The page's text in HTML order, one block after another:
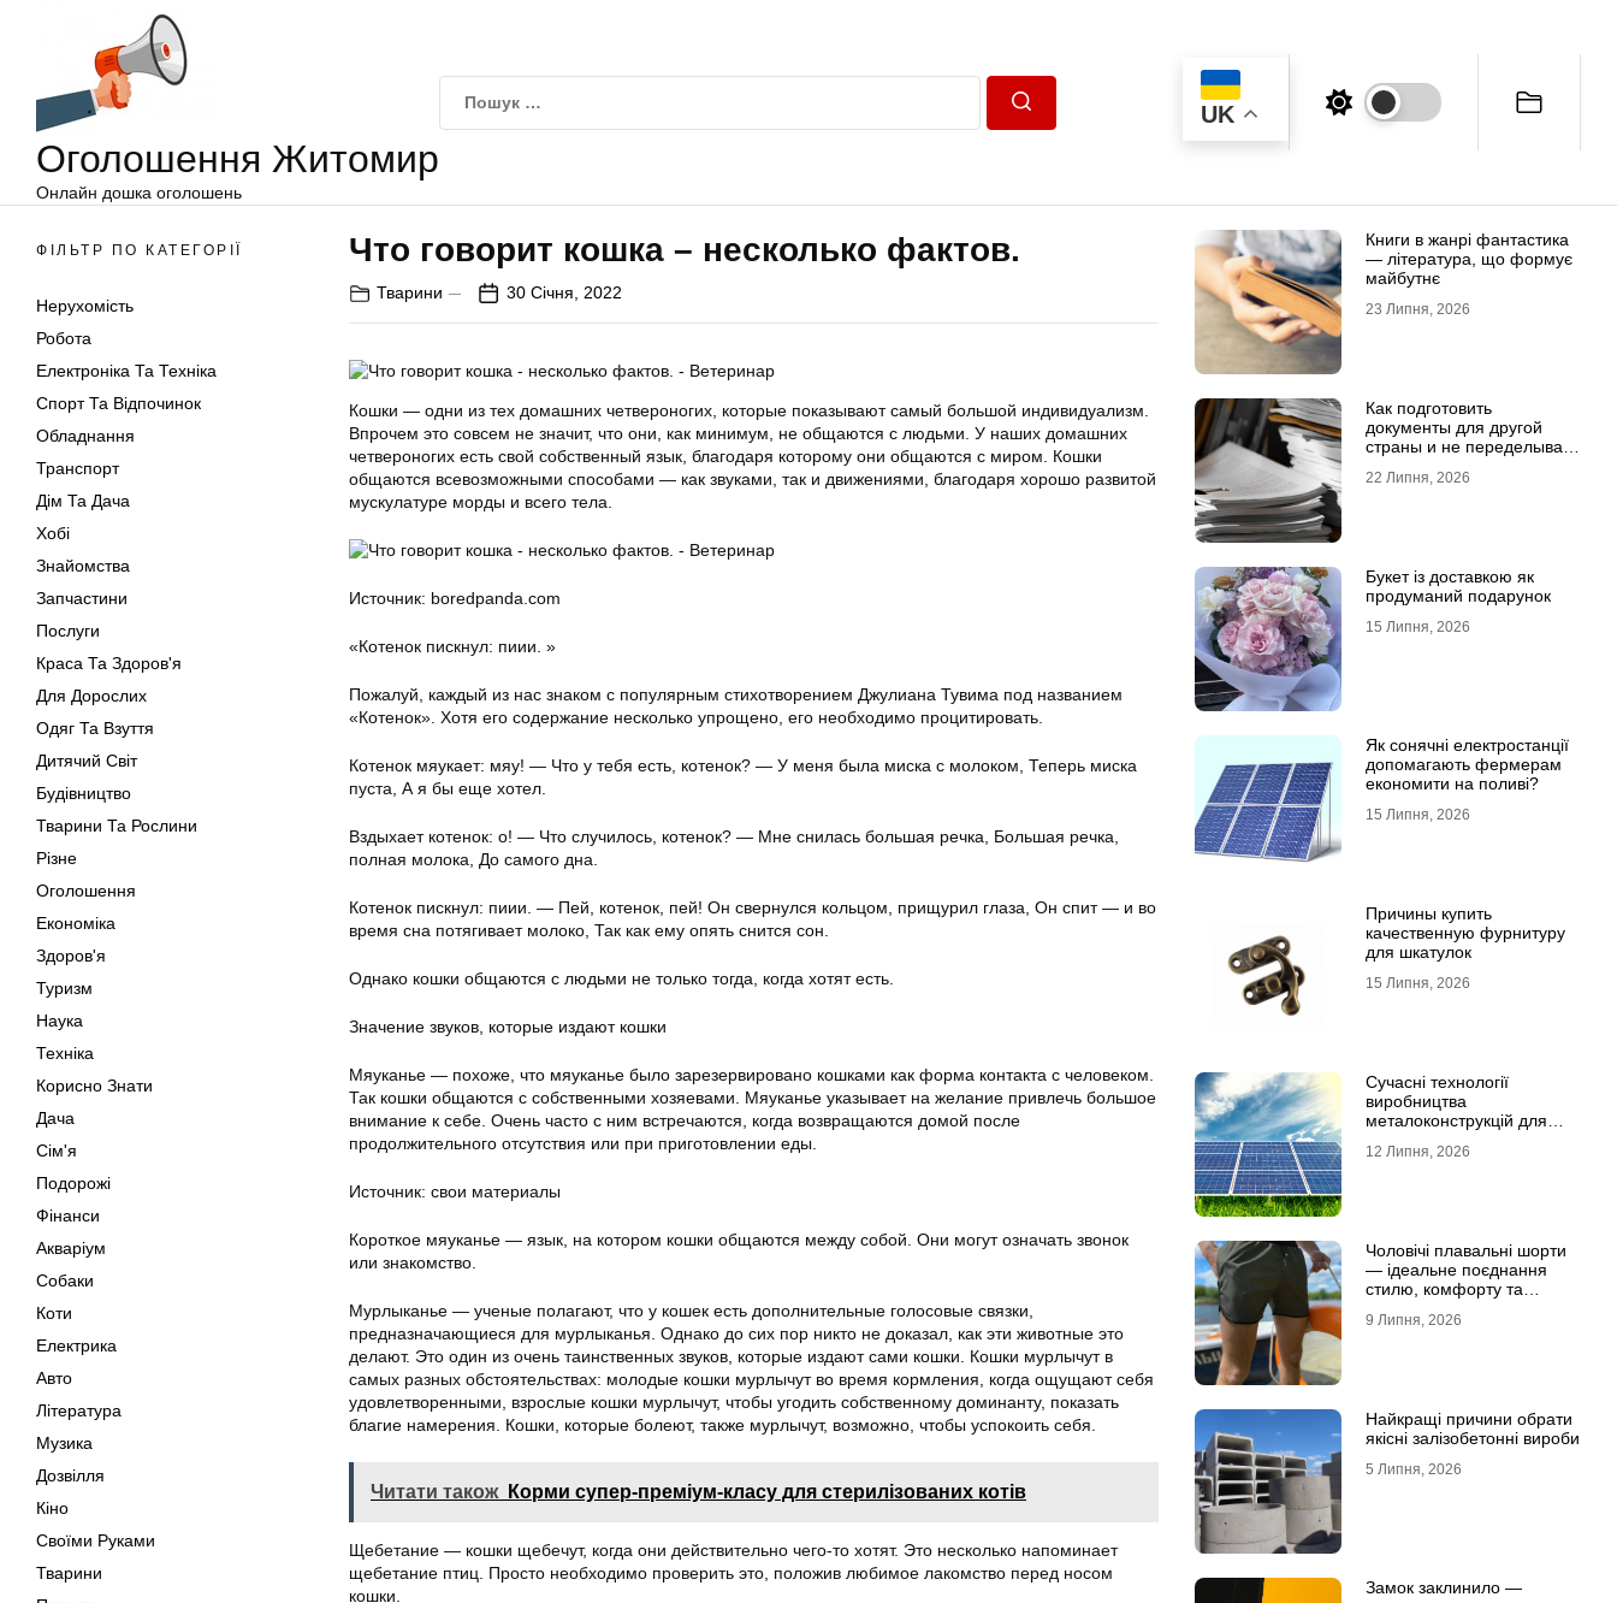
Оголошення Житомир
Онлайн дошка оголошень
UK
ФІЛЬТР ПО КАТЕГОРІЇ
Нерухомість
Робота
Електроніка Та Техніка
Спорт Та Відпочинок
Обладнання
Транспорт
Дім Та Дача
Хобі
Знайомства
Запчастини
Послуги
Краса Та Здоров'я
Для Дорослих
Одяг Та Взуття
Дитячий Світ
Будівництво
Тварини Та Рослини
Різне
Оголошення
Економіка
Здоров'я
Туризм
Наука
Техніка
Корисно Знати
Дача
Сім'я
Подорожі
Фінанси
Акваріум
Собаки
Коти
Електрика
Авто
Література
Музика
Дозвілля
Кіно
Своїми Руками
Тварини
Что говорит кошка – несколько фактов.
Тварини 30 Січня, 2022
Кошки — одни из тех домашних четвероногих, которые показывают самый большой индивидуализм.
Впрочем это совсем не значит, что они, как минимум, не общаются с людьми. У наших домашних
четвероногих есть свой собственный язык, благодаря которому они общаются с миром. Кошки
общаются всевозможными способами — как звуками, так и движениями, благодаря хорошо развитой
мускулатуре морды и всего тела.
Источник: boredpanda.com
«Котенок пискнул: пиии. »
Пожалуй, каждый из нас знаком с популярным стихотворением Джулиана Тувима под названием
«Котенок». Хотя его содержание несколько упрощено, его необходимо процитировать.
Котенок мяукает: мяу! — Что у тебя есть, котенок? — У меня была миска с молоком, Теперь миска
пуста, А я бы еще хотел.
Вздыхает котенок: о! — Что случилось, котенок? — Мне снилась большая речка, Большая речка,
полная молока, До самого дна.
Котенок пискнул: пиии. — Пей, котенок, пей! Он свернулся кольцом, прищурил глаза, Он спит — и во
время сна потягивает молоко, Так как ему опять снится сон.
Однако кошки общаются с людьми не только тогда, когда хотят есть.
Значение звуков, которые издают кошки
Мяуканье — похоже, что мяуканье было зарезервировано кошками как форма контакта с человеком.
Так кошки общаются с собственными хозяевами. Мяуканье указывает на желание привлечь большое
внимание к себе. Очень часто с ним встречаются, когда возвращаются домой после
продолжительного отсутствия или при приготовлении еды.
Источник: свои материалы
Короткое мяуканье — язык, на котором кошки общаются между собой. Они могут означать звонок
или знакомство.
Мурлыканье — ученые полагают, что у кошек есть дополнительные голосовые связки,
предназначающиеся для мурлыканья. Однако до сих пор никто не доказал, как эти животные это
делают. Это один из очень таинственных звуков, которые издают сами кошки. Кошки мурлычут в
самых разных обстоятельствах: молодые кошки мурлычут во время кормления, когда ощущают себя
удовлетворенными, взрослые кошки мурлычут, чтобы угодить собственному доминанту, показать
благие намерения. Кошки, которые болеют, также мурлычут, возможно, чтобы успокоить себя.
Читати також Корми супер-преміум-класу для стерилізованих котів
Щебетание — кошки щебечут, когда они действительно чего-то хотят. Это несколько напоминает
щебетание птиц. Просто необходимо проверить это, положив любимое лакомство перед носом
кошки.
Книги в жанрі фантастика
— література, що формує
майбутнє
23 Липня, 2026
Как подготовить
документы для другой
страны и не переделывать
22 Липня, 2026
Букет із доставкою як
продуманий подарунок
15 Липня, 2026
Як сонячні електростанції
допомагають фермерам
економити на поливі?
15 Липня, 2026
Причины купить
качественную фурнитуру
для шкатулок
15 Липня, 2026
Сучасні технології
виробництва
металоконструкцій для
12 Липня, 2026
Чоловічі плавальні шорти
— ідеальне поєднання
стилю, комфорту та
9 Липня, 2026
Найкращі причини обрати
якісні залізобетонні вироби
5 Липня, 2026
Замок заклинило —